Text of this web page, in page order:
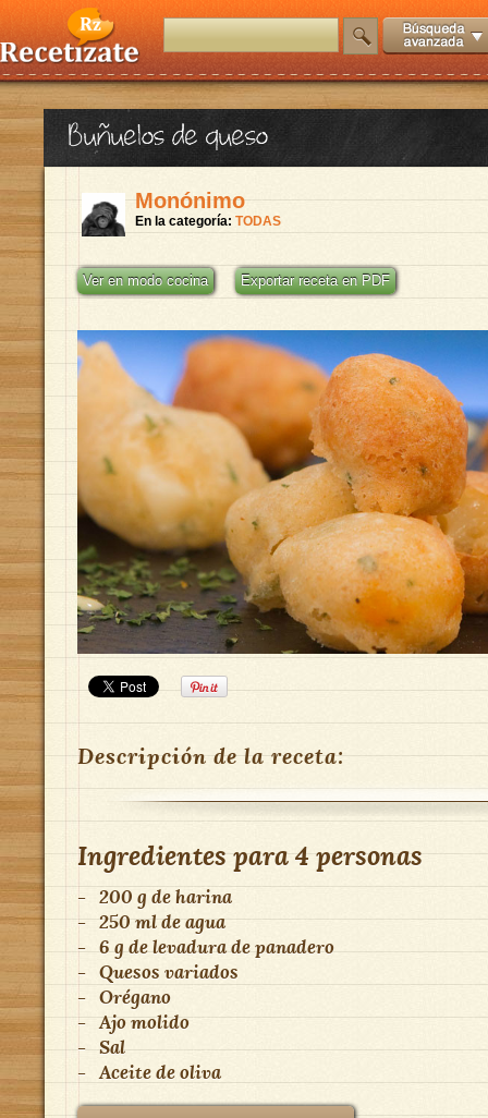
Buñuelos de queso
Monónimo
En la categoría: TODAS
Ver en modo cocina Exportar receta en PDF
Descripción de la receta:
Ingredientes para4 personas
- 200 g de harina
- 250 ml de agua
- 6 g de levadura de panadero
- Quesos variados
- Orégano
- Ajo molido
- Sal
- Aceite de oliva